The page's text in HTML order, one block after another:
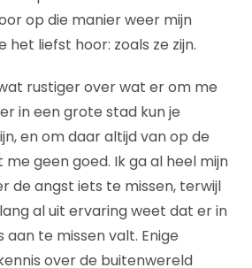
op die manier weer mijn
het liefst hoor: zoals ze zijn.
rustiger over wat er om me
in een grote stad kun je
en om daar altijd van op de
geen goed. Ik ga al heel mijn
de angst iets te missen, terwijl
al uit ervaring weet dat er in
te missen valt. Enige
over de buitenwereld